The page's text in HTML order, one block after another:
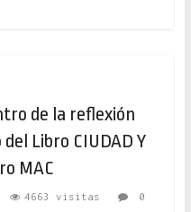
de la reflexión
Libro CIUDAD Y
MAC
4663 visitas 0